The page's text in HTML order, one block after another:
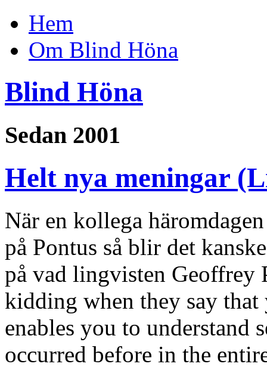
Hem
Om Blind Höna
Blind Höna
Sedan 2001
Helt nya meningar
När en kollega
på Pontus så blir det
på vad lingvisten Geoffrey
kidding when they say
enables you to understand
occurred before in the